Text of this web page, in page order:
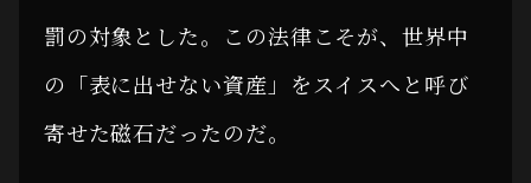
罰の対象とした。この法律こそが、世界中
の「表に出せない資産」をスイスへと呼び
寄せた磁石だったのだ。